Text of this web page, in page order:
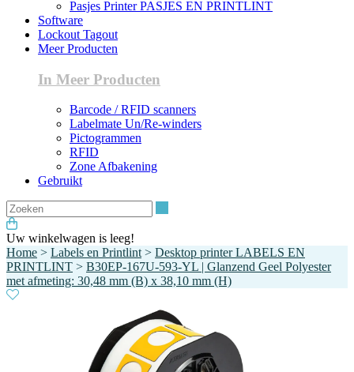
Pasjes Printer PASJES EN PRINTLINT
Software
Lockout Tagout
Meer Producten
In Meer Producten
Barcode / RFID scanners
Labelmate Un/Re-winders
Pictogrammen
RFID
Zone Afbakening
Gebruikt
Uw winkelwagen is leeg!
Home > Labels en Printlint > Desktop printer LABELS EN
PRINTLINT > B30EP-167U-593-YL | Glanzend Geel Polyester
met afmeting: 30,48 mm (B) x 38,10 mm (H)